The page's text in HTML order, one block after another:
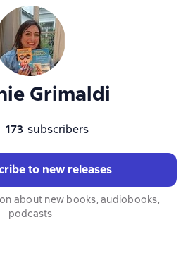
Grimaldi
173 subscribers
to new releases
about new books, audiobooks,
podcasts